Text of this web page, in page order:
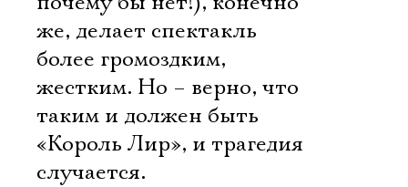
же, делает спектакль
более громоздким,
жестким. Но – верно, что
таким и должен быть
«Король Лир», и трагедия
случается.